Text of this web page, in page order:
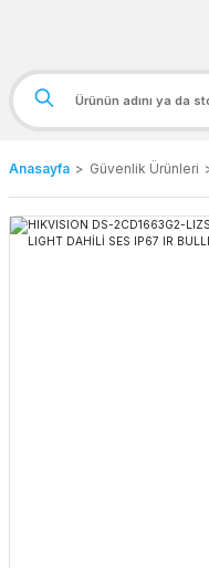
Anasayfa Güvenlik Ürünleri